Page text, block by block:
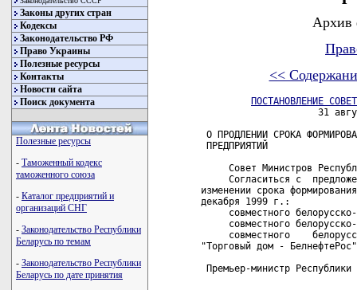
Законы других стран
Кодексы
Законодательство РФ
Право Украины
Полезные ресурсы
Контакты
Новости сайта
Поиск документа
Полезные ресурсы
- Таможенный кодекс
таможенного союза
- Каталог предприятий и
организаций СНГ
- Законодательство Республики
Беларусь по темам
- Законодательство Республики
Беларусь по дате принятия
Архив
<<
ПОСТАНОВЛЕНИЕ
31
О ПРОДЛЕНИИ СРОКА
ПРЕДПРИЯТИЙ
Совет Министров
Согласиться с
изменении срока
декабря 1999 г.:
совместного
совместного
совместного
"Торговый дом -
Премьер-министр